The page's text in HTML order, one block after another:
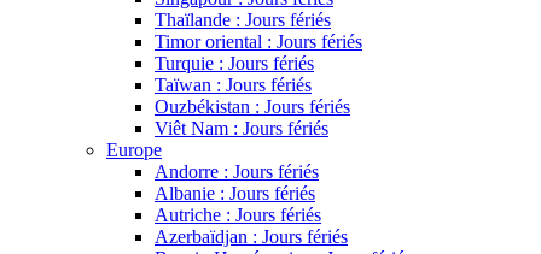
Thaïlande : Jours fériés
Timor oriental : Jours fériés
Turquie : Jours fériés
Taïwan : Jours fériés
Ouzbékistan : Jours fériés
Viêt Nam : Jours fériés
Europe
Andorre : Jours fériés
Albanie : Jours fériés
Autriche : Jours fériés
Azerbaïdjan : Jours fériés